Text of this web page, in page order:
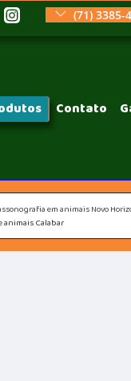
(71) 3385-
Contato
em animais Novo
animais Calabar